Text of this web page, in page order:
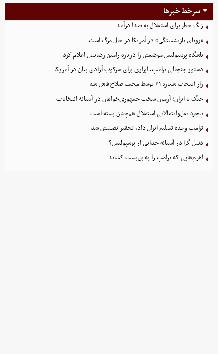
سرخط خبرها
زنگ خطر برای استقلال به صدا درآمد
«رویای بازنشستگی» در آمریکا در حال مرگ است
باشگاه پرسپولیس موضعش را درباره رامین رضاییان اعلام کرد
دستور جنجالی ترامپ، ابزاری برای سرکوب آزادی بیان در آمریکا
راز انتخاب شماره ۶۱ توسط محمد صلاح فاش شد
جنگ با ایران؛ آزمون سخت جمهوری‌خواهان در آستانه انتخابات
پنجره نقل‌وانتقالاتی استقلال همچنان بسته است
ترامپ وعده تسلیم ایران داد، تحقیر نصیبش شد
دنیل گرا در آستانه جدایی از پرسپولیس؟
اهرم‌هایی که ترامپ را به بن‌بست کشاند